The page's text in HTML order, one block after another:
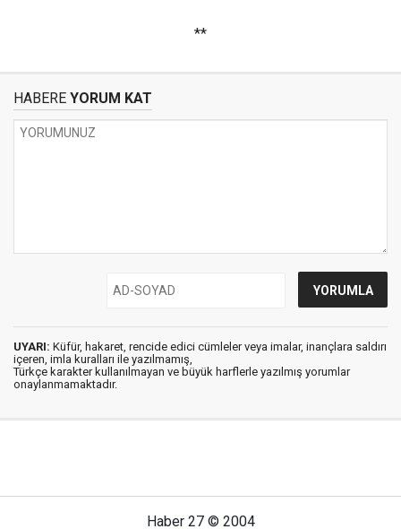
**
HABERE YORUM KAT
UYARI: Küfür, hakaret, rencide edici cümleler veya imalar, inançlara saldırı
içeren, imla kuralları ile yazılmamış,
Türkçe karakter kullanılmayan ve büyük harflerle yazılmış yorumlar
onaylanmamaktadır.
Haber 27 © 2004